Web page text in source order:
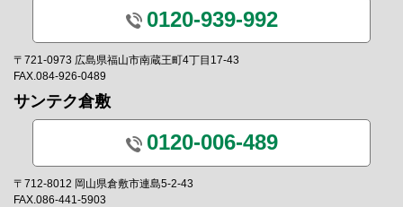
0120-939-992
〒721-0973 広島県福山市南蔵王町4丁目17-43
FAX.084-926-0489
サンテク倉敷
0120-006-489
〒712-8012 岡山県倉敷市連島5-2-43
FAX.086-441-5903